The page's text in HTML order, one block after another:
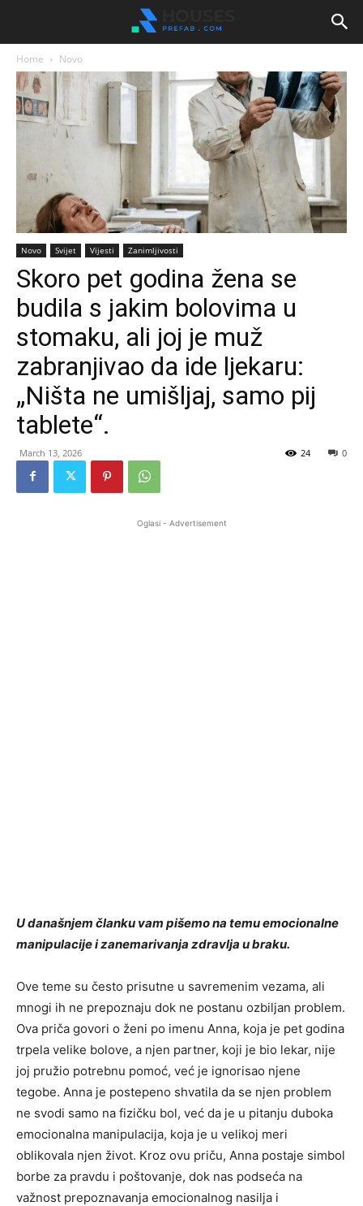
Home Novo
Novo Svijet Vijesti Zanimljivosti
Skoro pet godina žena se
budila s jakim bolovima u
stomaku, ali joj je muž
zabranjivao da ide ljekaru:
„Ništa ne umišljaj, samo pij
tablete“.
March 13, 2026 0
24
Oglasi - Advertisement
U današnjem članku vam pišemo na temu emocionalne
manipulacije i zanemarivanja zdravlja u braku.
Ove teme su često prisutne u savremenim vezama, ali
mnogi ih ne prepoznaju dok ne postanu ozbiljan problem.
Ova priča govori o ženi po imenu Anna, koja je pet godina
trpela velike bolove, a njen partner, koji je bio lekar, nije
joj pružio potrebnu pomoć, već je ignorisao njene
tegobe. Anna je postepeno shvatila da se njen problem
ne svodi samo na fizičku bol, već da je u pitanju duboka
emocionalna manipulacija, koja je u velikoj meri
oblikovala njen život. Kroz ovu priču, Anna postaje simbol
borbe za pravdu i poštovanje, dok nas podseća na
važnost prepoznavanja emocionalnog nasilja i